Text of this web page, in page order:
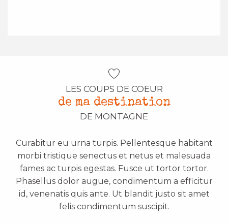
LES COUPS DE COEUR
de ma destination
DE MONTAGNE
Curabitur eu urna turpis. Pellentesque habitant
morbi tristique senectus et netus et malesuada
fames ac turpis egestas. Fusce ut tortor tortor.
Phasellus dolor augue, condimentum a efficitur
id, venenatis quis ante. Ut blandit justo sit amet
felis condimentum suscipit.